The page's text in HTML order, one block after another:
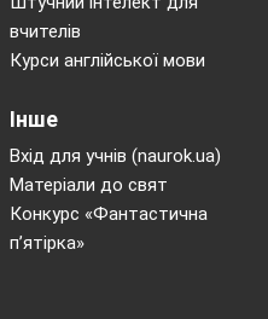
вчителів
Курси англійської мови
Інше
Вхід для учнів (naurok.ua)
Матеріали до свят
Конкурс «Фантастична
п’ятірка»